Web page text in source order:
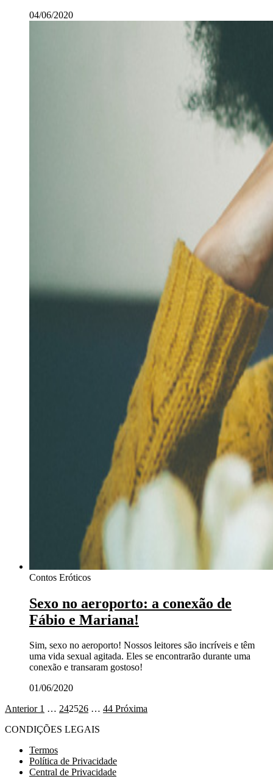
04/06/2020
Contos Eróticos
Sexo no aeroporto: a conexão de
Fábio e Mariana!
Sim, sexo no aeroporto! Nossos leitores são incríveis e têm
uma vida sexual agitada. Eles se encontrarão durante uma
conexão e transaram gostoso!
01/06/2020
Anterior 1 … 242526 … 44 Próxima
CONDIÇÕES LEGAIS
Termos
Política de Privacidade
Central de Privacidade